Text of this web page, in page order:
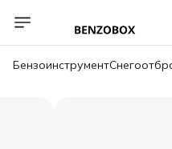
Бензоинструмент